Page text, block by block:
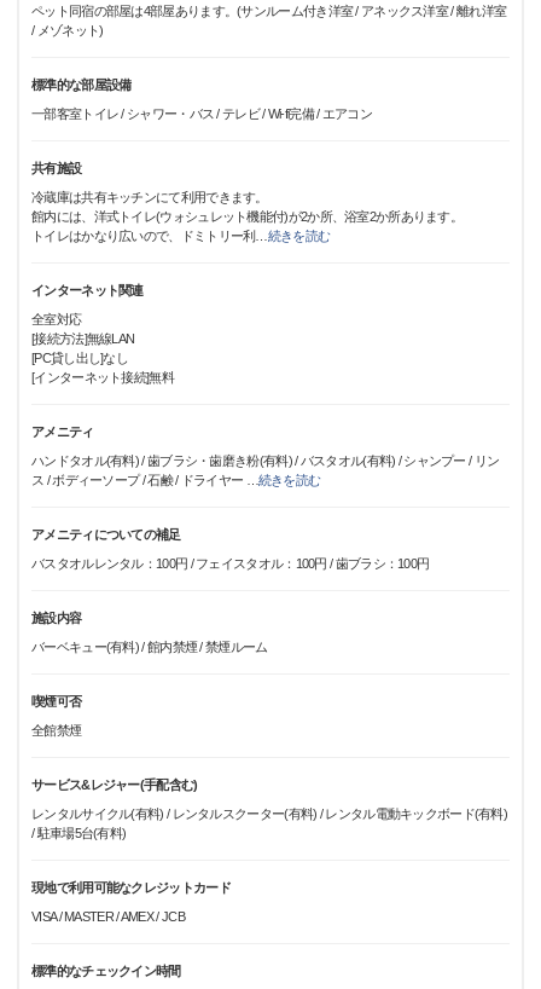
ペット同宿の部屋は4部屋あります。(サンルーム付き洋室 / アネックス洋室 / 離れ洋室
/ メゾネット)
標準的な部屋設備
一部客室トイレ / シャワー・バス / テレビ / Wi-fi完備 / エアコン
共有施設
冷蔵庫は共有キッチンにて利用できます。
館内には、洋式トイレ(ウォシュレット機能付)が2か所、浴室2か所あります。
トイレはかなり広いので、ドミトリー利
続きを読む
インターネット関連
全室対応
[接続方法]無線LAN
[PC貸し出し]なし
[インターネット接続]無料
アメニティ
ハンドタオル(有料) / 歯ブラシ・歯磨き粉(有料) / バスタオル(有料) / シャンプー / リン
ス / ボディーソープ / 石鹸 / ドライヤー
続きを読む
アメニティについての補足
バスタオルレンタル：100円 / フェイスタオル：100円 / 歯ブラシ：100円
施設内容
バーベキュー(有料) / 館内禁煙 / 禁煙ルーム
喫煙可否
全館禁煙
サービス&レジャー(手配含む)
レンタルサイクル(有料) / レンタルスクーター(有料) / レンタル電動キックボード(有料)
/ 駐車場5台(有料)
現地で利用可能なクレジットカード
VISA / MASTER / AMEX / JCB
標準的なチェックイン時間